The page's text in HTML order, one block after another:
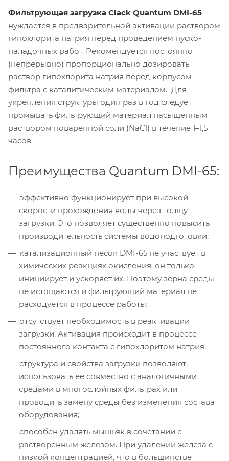
Фильтрующая загрузка Сlack Quantum DMI-65
нуждается в предварительной активации раствором
гипохлорита натрия перед проведением пуско-
наладочных работ. Рекомендуется постоянно
(непрерывно) пропорционально дозировать
раствор гипохлорита натрия перед корпусом
фильтра с каталитическим материалом. Для
укрепления структуры один раз в год следует
промывать фильтрующий материал насыщенным
раствором поваренной соли (NaCl) в течение 1–1,5
часов.
Преимущества Quantum DMI-65:
эффективно функционирует при высокой
скорости прохождения воды через толщу
загрузки. Это позволяет существенно повысить
производительность системы водоподготовки;
катализационный песок DMI-65 не участвует в
химических реакциях окисления, он только
инициирует и ускоряет их. Поэтому зерна среды
не истощаются и фильтрующий материал не
расходуется в процессе работы;
отсутствует необходимость в реактивации
загрузки. Активация происходит в процессе
постоянного контакта с гипохлоритом натрия;
структура и свойства загрузки позволяют
использовать ее совместно с аналогичными
средами в многослойных фильтрах или
проводить замену среды без изменения состава
оборудования;
способен удалять мышьяк в сочетании с
растворенным железом. При удалении железа с
низкой концентрацией, что в большинстве